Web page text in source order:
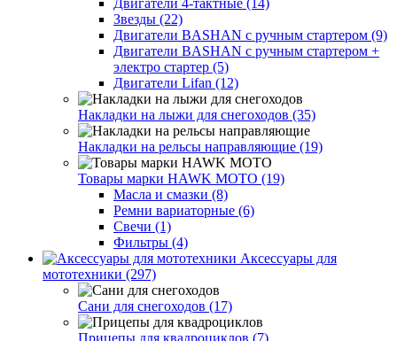
Звезды (22)
Двигатели BASHAN с ручным стартером (9)
Двигатели BASHAN с ручным стартером +
электро стартер (5)
Двигатели Lifan (12)
Накладки на лыжи для снегоходов (35)
Накладки на рельсы направляющие (19)
Товары марки HAWK MOTO (19)
Масла и смазки (8)
Ремни вариаторные (6)
Свечи (1)
Фильтры (4)
Аксессуары для
мототехники (297)
Сани для снегоходов (17)
Прицепы для квадроциклов (7)